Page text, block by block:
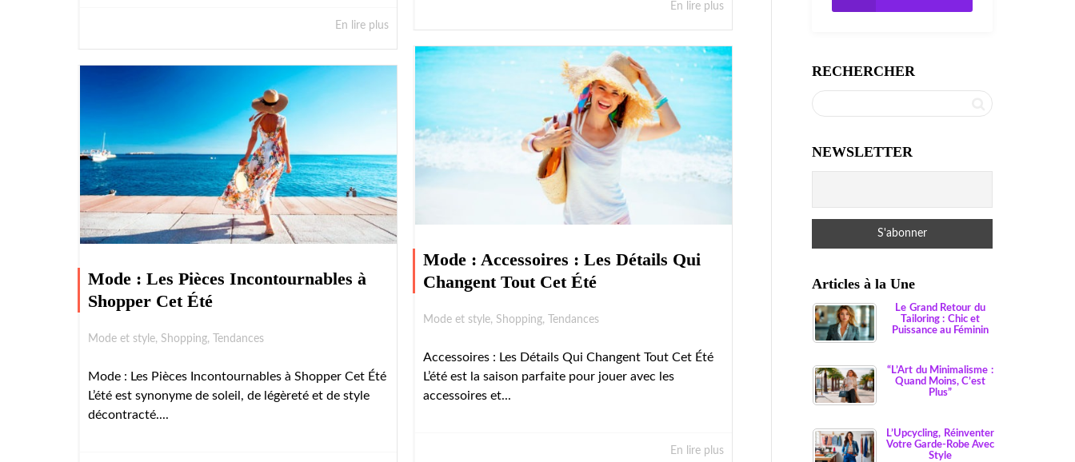
En lire plus
En lire plus
Mode : Accessoires : Les Détails Qui
Changent Tout Cet Été
Mode et style, Shopping, Tendances
Accessoires : Les Détails Qui Changent Tout Cet Été
L’été est la saison parfaite pour jouer avec les
accessoires et...
En lire plus
Mode : Les Pièces Incontournables à
Shopper Cet Été
Mode et style, Shopping, Tendances
Mode : Les Pièces Incontournables à Shopper Cet Été
L’été est synonyme de soleil, de légèreté et de style
décontracté....
RECHERCHER
NEWSLETTER
Articles à la Une
Le Grand Retour du
Tailoring : Chic et
Puissance au Féminin
“L’Art du Minimalisme :
Quand Moins, C’est
Plus”
L’Upcycling, Réinventer
Votre Garde-Robe Avec
Style